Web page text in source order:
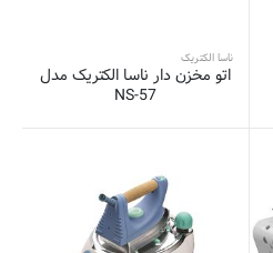
ناسا الکتریک
اتو مخزن دار ناسا الکتریک مدل
NS-57